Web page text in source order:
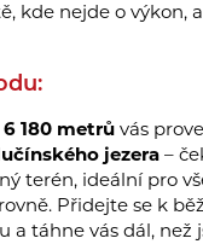
kde nejde o výkon,
6 180 metrů vás
jezera –
terén, ideální pro
Přidejte se k
a táhne vás dál, než